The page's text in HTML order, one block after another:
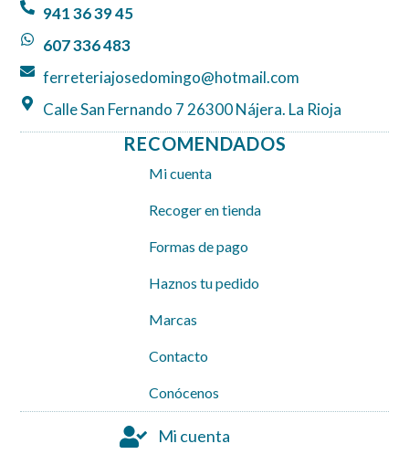
941 36 39 45
607 336 483
ferreteriajosedomingo@hotmail.com
Calle San Fernando 7 26300 Nájera. La Rioja
RECOMENDADOS
Mi cuenta
Recoger en tienda
Formas de pago
Haznos tu pedido
Marcas
Contacto
Conócenos
Mi cuenta